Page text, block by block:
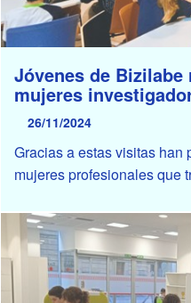
Jóvenes de
mujeres
26/11/2024
Gracias a estas visitas han
mujeres profesionales que